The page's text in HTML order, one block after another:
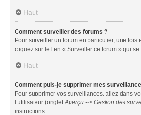
Haut
Comment surveiller des forums ?
Pour surveiller un forum en particulier, une fois
cliquez sur le lien « Surveiller ce forum » qui
Haut
Comment puis-je supprimer mes
Pour supprimer vos surveillances, allez dans
l’utilisateur (ongletAperçu --> Gestion des
instructions.